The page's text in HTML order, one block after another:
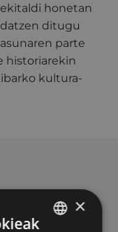
honetan
ditugu
parte
historiarekin
kultura-
×